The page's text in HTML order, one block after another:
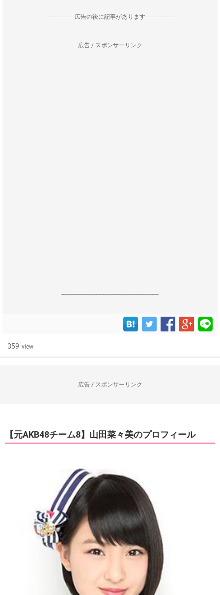
--------------------広告の後に記事があります--------------------
広告 / スポンサーリンク
------------------------------------------------------------------
359 view
広告 / スポンサーリンク
【元AKB48チーム8】山田菜々美のプロフィール